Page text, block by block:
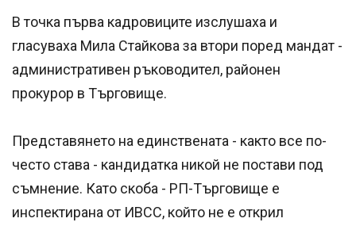
В точка първа кадровиците изслушаха и
гласуваха Мила Стайкова за втори поред мандат -
административен ръководител, районен
прокурор в Търговище.
Представянето на единствената - както все по-
често става - кандидатка никой не постави под
съмнение. Като скоба - РП-Търговище е
инспектирана от ИВСС, който не е открил